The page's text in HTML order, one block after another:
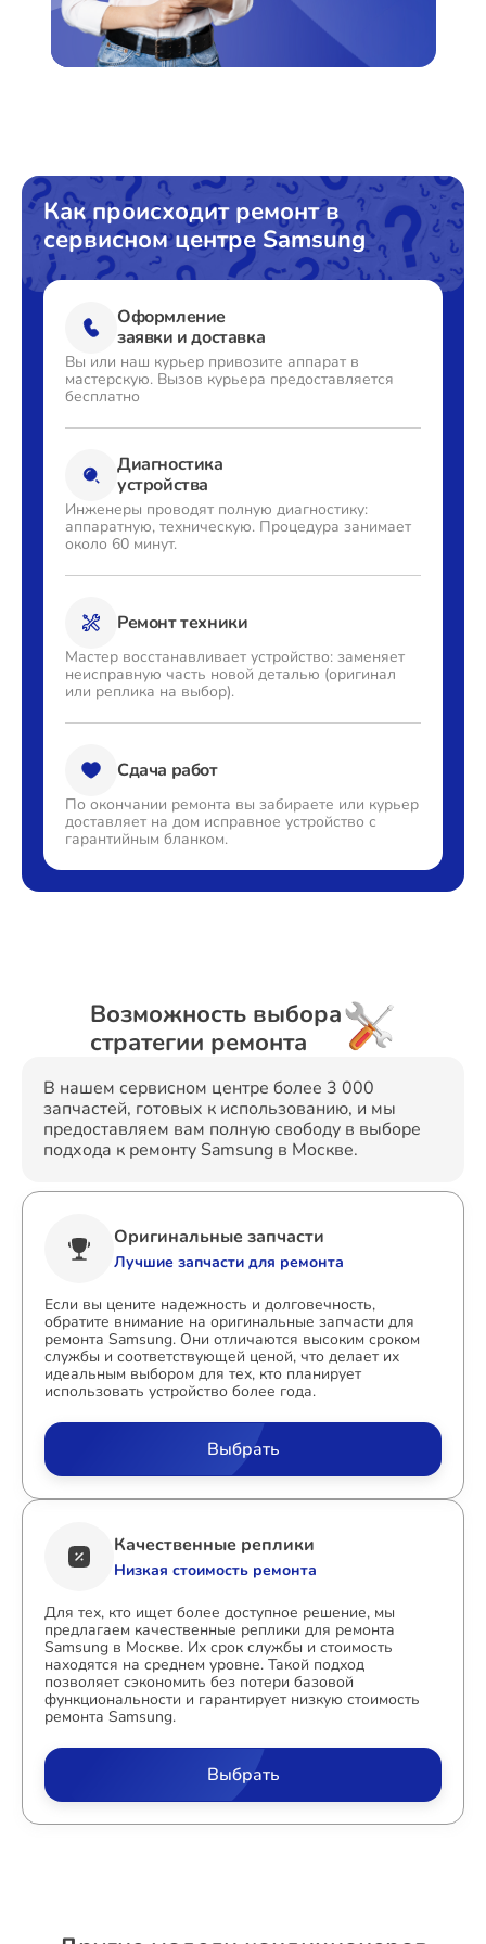
Ремонт платы усилителя
Замена DVI порта от 450₽
Калибровка тепловизора от 5000₽
Как происходит ремонт в
сервисном центре Samsung
Оформление
заявки и доставка
Вы или наш курьер привозите аппарат в
мастерскую. Вызов курьера предоставляется
бесплатно
Диагностика
устройства
Инженеры проводят полную диагностику:
аппаратную, техническую. Процедура занимает
около 60 минут.
Ремонт техники
Мастер восстанавливает устройство: заменяет
неисправную часть новой деталью (оригинал
или реплика на выбор).
Сдача работ
По окончании ремонта вы забираете или курьер
доставляет на дом исправное устройство с
гарантийным бланком.
Возможность выбора
стратегии ремонта
В нашем сервисном центре более 3 000
запчастей, готовых к использованию, и мы
предоставляем вам полную свободу в выборе
подхода к ремонту Samsung в Москве.
Оригинальные запчасти
Лучшие запчасти для ремонта
Если вы цените надежность и долговечность,
обратите внимание на оригинальные запчасти для
ремонта Samsung. Они отличаются высоким сроком
службы и соответствующей ценой, что делает их
идеальным выбором для тех, кто планирует
использовать устройство более года.
Выбрать
Качественные реплики
Низкая стоимость ремонта
Для тех, кто ищет более доступное решение, мы
предлагаем качественные реплики для ремонта
Samsung в Москве. Их срок службы и стоимость
находятся на среднем уровне. Такой подход
позволяет сэкономить без потери базовой
функциональности и гарантирует низкую стоимость
ремонта Samsung.
Выбрать